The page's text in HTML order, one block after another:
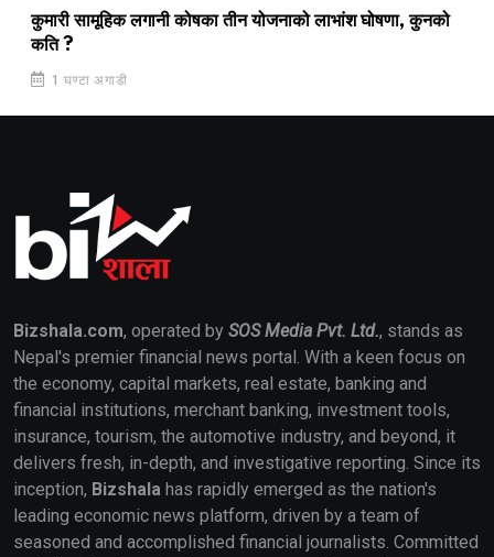
कुमारी सामूहिक लगानी कोषका तीन योजनाको लाभांश घोषणा, कुनको
कति ?
1 घण्टा अगाडी
Bizshala.com, operated by SOS Media Pvt. Ltd., stands as
Nepal's premier financial news portal. With a keen focus on
the economy, capital markets, real estate, banking and
financial institutions, merchant banking, investment tools,
insurance, tourism, the automotive industry, and beyond, it
delivers fresh, in-depth, and investigative reporting. Since its
inception, Bizshala has rapidly emerged as the nation's
leading economic news platform, driven by a team of
seasoned and accomplished financial journalists. Committed